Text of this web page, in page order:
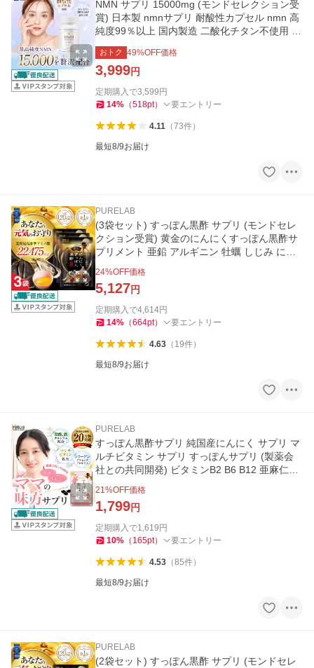
NMN サプリ 15000mg (モンドセレクション受
賞) 日本製 nmnサプリ 耐酸性カプセル nmn 高
純度99％以上 国内製造 二酸化チタン不使用 G
MP認定工場 30日分 PURELAB
おトク 49%OFF価格
3,999円
定期購入で3,599円
14% （518pt） 要エントリー
4.11 （73件）
最短8/9お届け
PURELAB
(3袋セット) すっぽん黒酢 サプリ (モンドセレ
クション受賞) 黄金のにんにくすっぽん黒酢サ
プリメント 亜鉛 アルギニン 牡蠣 しじみ にん
24%OFF価格
5,127円
定期購入で4,614円
14% （664pt） 要エントリー
4.63（ 19件）
最短8/9お届け
PURELAB
すっぽん黒酢サプリ 純国産にんにく サプリ マ
ルチビタミン サプリ すっぽんサプリ (製薬会
社との共同開発) ビタミンB2 B6 B12 亜麻仁油
21 %OFF価格
1,799円
定期購入で1,619円
10% （ 165pt） 要エントリー
4.53（85件）
最短8/9お届け
PURELAB
(2袋セット) すっぽん黒酢 サプリ (モンドセレ